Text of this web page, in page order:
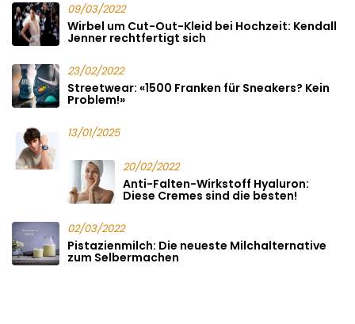
09/03/2022
Wirbel um Cut-Out-Kleid bei Hochzeit: Kendall
Jenner rechtfertigt sich
23/02/2022
Streetwear: «1500 Franken für Sneakers? Kein
Problem!»
13/01/2025
20/02/2022
Anti-Falten-Wirkstoff Hyaluron:
Diese Cremes sind die besten!
02/03/2022
Pistazienmilch: Die neueste Milchalternative
zum Selbermachen